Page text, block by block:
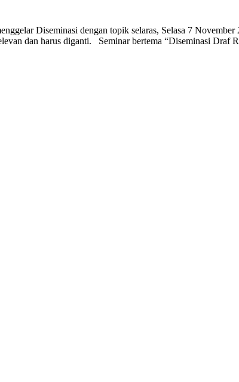
Diseminasi dengan topik selaras, Selasa 7
dan harus diganti. Seminar bertema “Diseminasi Draf